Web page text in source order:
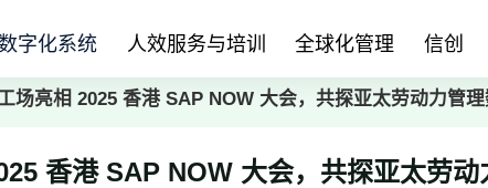
字化系统 人效服务与培训 全球化管理 信创
场亮相 2025 香港 SAP NOW 大会，共探亚太劳动力管
香港 SAP NOW 大会，共探亚太劳